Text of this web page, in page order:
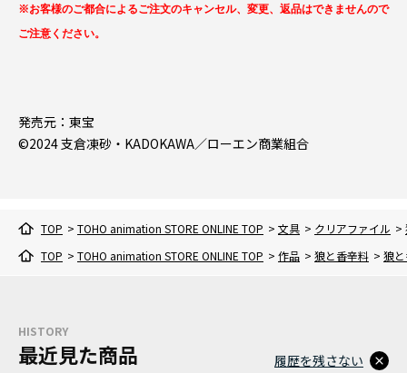
※お客様のご都合によるご注文のキャンセル、変更、返品はできませんので
ご注意ください。
発売元：東宝
©2024 支倉凍砂・KADOKAWA／ローエン商業組合
TOP > TOHO animation STORE ONLINE TOP > 文具 > クリアファイル >
TOP > TOHO animation STORE ONLINE TOP > 作品 > 狼と香辛料 > 狼
HISTORY
最近見た商品 履歴を残さない